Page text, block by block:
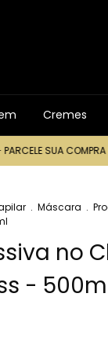
Cremes
SUA COMPRA EM
. Máscara .
no
-